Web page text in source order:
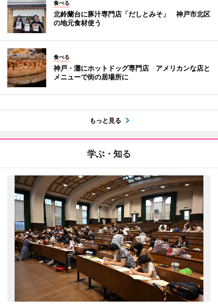
食べる
北鈴蘭台に豚汁専門店「だしとみそ」 神戸市北区
の地元食材使う
食べる
神戸・灘にホットドッグ専門店 アメリカンな店と
メニューで街の居場所に
もっと見る
学ぶ・知る